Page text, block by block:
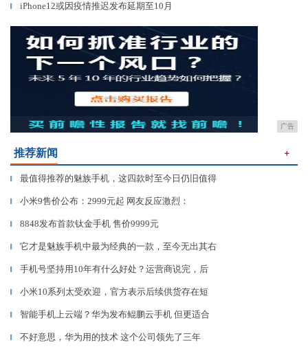
▎ iPhone12或因疫情推迟发布延期至10月
广告
推荐新闻 ＋
▎ 最值得推荐的魅族手机，这四款时至今日仍旧值得
▎ 小米9售价公布：2999元起 网友反应激烈：
▎ 8848发布首款钛金手机 售价9999元
▎ 它才是魅族手机中最为经典的一款，至今无出其右
▎ 手机号坚持用10年有什么好处？运营商说完，后
▎ 小米10系列太受欢迎，官方表示后续供货存在短
▎ 智能手机上云端？华为发布鲲鹏云手机 但更适合
▎ 不好意思，华为用的技术 这个公司领先了三年